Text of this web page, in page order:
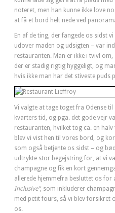
noteret, men han kunne ikke love
at få et bord helt nede ved
En af de ting, der fangede os sidst
udover maden og udsigten – var
restauranten. Man er ikke i tvivl
der er stadig rigtig hyggeligt, og
hvis ikke man har det stiveste puds
Vi valgte at tage toget fra Odense
kvarters tid, og pga. det gode vejr
restauranten, hvilket tog ca. en
blev vi vist hen til vores bord, og
som også betjente os sidst – og
udtrykte stor begejstring for, at vi
champagne og fik en kort
allerede hjemmefra besluttet os for
Inclusive”, som inkluderer
med petit fours, så vi blev forsikret
os.